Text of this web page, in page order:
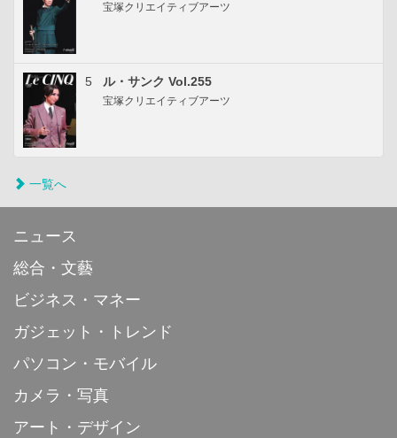
宝塚クリエイティブアーツ
5 ル・サンク Vol.255
宝塚クリエイティブアーツ
一覧へ
ニュース
総合・文藝
ビジネス・マネー
ガジェット・トレンド
パソコン・モバイル
カメラ・写真
アート・デザイン